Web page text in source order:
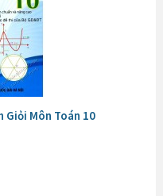
Giỏi Môn Toán 10